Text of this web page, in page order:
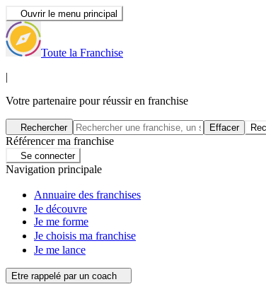
Ouvrir le menu principal
Toute la Franchise
|
Votre partenaire pour réussir en franchise
Rechercher Effacer
Référencer ma franchise
Se connecter
Navigation principale
Annuaire des franchises
Je découvre
Je me forme
Je choisis ma franchise
Je me lance
Etre rappelé par un coach